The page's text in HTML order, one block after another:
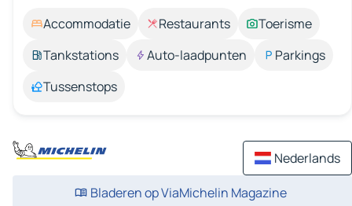
Accommodatie Restaurants
Toerisme
Tankstations
Auto-laadpunten
Parkings
Tussenstops
Nederlands
Bladeren op ViaMichelin Magazine